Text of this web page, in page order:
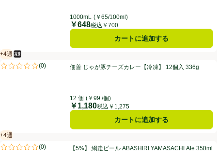
1000mL (￥65/100ml)
価格
￥648税込￥700
カートに追加する
佃善 じゃが豚チーズカレー【冷凍】 12個入 336g
+4週
賞味・消費期限保証：4週間
冷凍食品
(0)
評価は0件のレビューで5点中0.0点。佃善 じゃが豚チーズカレー【冷凍】 12個入 336g
12 個 (￥99 /個)
価格
￥1,180税込￥1,275
カートに追加する
【5%】 網走ビール ABASHIRI YAMASACHI Ale 350ml
+4週
賞味・消費期限保証：4週間
(0)
評価は0件のレビューで5点中0.0点。【5%】 網走ビール ABASHIRI YAMASACHI Ale 350ml